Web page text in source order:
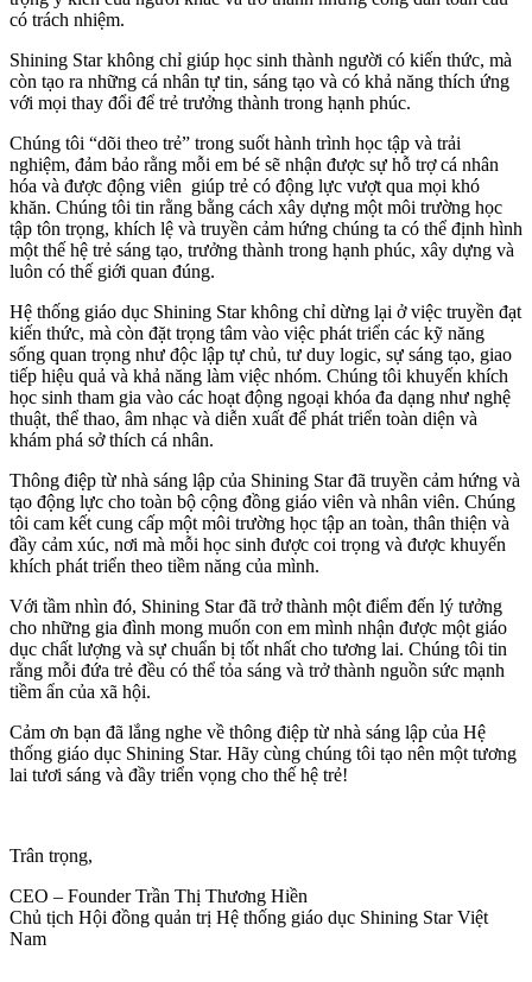
có trách nhiệm.
Shining Star không chỉ giúp học sinh thành người có kiến thức, mà
còn tạo ra những cá nhân tự tin, sáng tạo và có khả năng thích ứng
với mọi thay đổi để trẻ trưởng thành trong hạnh phúc.
Chúng tôi “dõi theo trẻ” trong suốt hành trình học tập và trải
nghiệm, đảm bảo rằng mỗi em bé sẽ nhận được sự hỗ trợ cá nhân
hóa và được động viên giúp trẻ có động lực vượt qua mọi khó
khăn. Chúng tôi tin rằng bằng cách xây dựng một môi trường học
tập tôn trọng, khích lệ và truyền cảm hứng chúng ta có thể định hình
một thế hệ trẻ sáng tạo, trưởng thành trong hạnh phúc, xây dựng và
luôn có thế giới quan đúng.
Hệ thống giáo dục Shining Star không chỉ dừng lại ở việc truyền đạt
kiến thức, mà còn đặt trọng tâm vào việc phát triển các kỹ năng
sống quan trọng như độc lập tự chủ, tư duy logic, sự sáng tạo, giao
tiếp hiệu quả và khả năng làm việc nhóm. Chúng tôi khuyến khích
học sinh tham gia vào các hoạt động ngoại khóa đa dạng như nghệ
thuật, thể thao, âm nhạc và diễn xuất để phát triển toàn diện và
khám phá sở thích cá nhân.
Thông điệp từ nhà sáng lập của Shining Star đã truyền cảm hứng và
tạo động lực cho toàn bộ cộng đồng giáo viên và nhân viên. Chúng
tôi cam kết cung cấp một môi trường học tập an toàn, thân thiện và
đầy cảm xúc, nơi mà mỗi học sinh được coi trọng và được khuyến
khích phát triển theo tiềm năng của mình.
Với tầm nhìn đó, Shining Star đã trở thành một điểm đến lý tưởng
cho những gia đình mong muốn con em mình nhận được một giáo
dục chất lượng và sự chuẩn bị tốt nhất cho tương lai. Chúng tôi tin
rằng mỗi đứa trẻ đều có thể tỏa sáng và trở thành nguồn sức mạnh
tiềm ẩn của xã hội.
Cảm ơn bạn đã lắng nghe về thông điệp từ nhà sáng lập của Hệ
thống giáo dục Shining Star. Hãy cùng chúng tôi tạo nên một tương
lai tươi sáng và đầy triển vọng cho thế hệ trẻ!
Trân trọng,
CEO – Founder Trần Thị Thương Hiền
Chủ tịch Hội đồng quản trị Hệ thống giáo dục Shining Star Việt
Nam